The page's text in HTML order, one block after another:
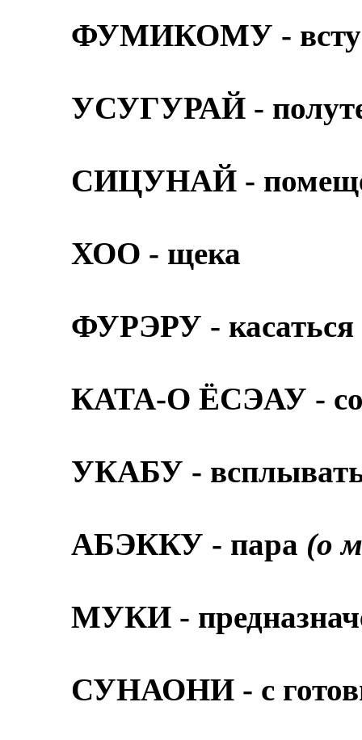
ФУМИКОМУ -
УСУГУРАЙ -
СИЦУНАЙ -
ХОО - щека
ФУРЭРУ - касаться
КАТА-О ЁСЭАУ -
УКАБУ -
АБЭККУ - пара (о
МУКИ -
СУНАОНИ - с